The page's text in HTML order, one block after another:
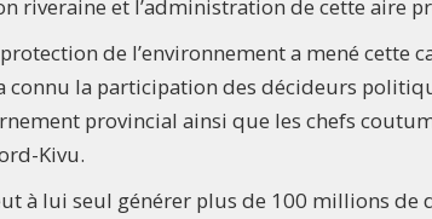
riveraine et l’administration de cette aire
de l’environnement a mené cette
connu la participation des décideurs
provincial ainsi que les chefs
Kivu.
à lui seul générer plus de 100 millions de